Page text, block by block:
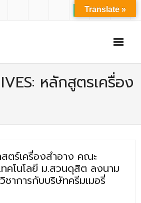
มหาวิทยาลัยสวนดุสิต
คณะ
ตร์และเทคโนโลยี
หลักสูตรเครื่อง
ตร์เครื่องสำอาง คณะ
ทคโนโลยี ม.สวนดุสิต ลงนาม
ชาการกับบริษัทครีมเมอรี่
Translate »